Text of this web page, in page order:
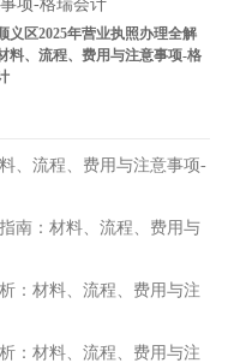
义区2025年营业执照办理全解
料、流程、费用与注意事项-格
、流程、费用与注意事项-
南：材料、流程、费用与
：材料、流程、费用与注
：材料、流程、费用与注